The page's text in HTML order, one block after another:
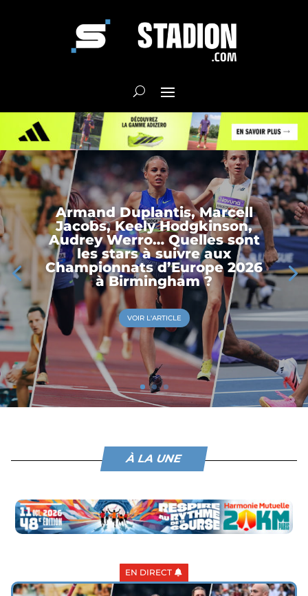
Armand Duplantis, Marcell
Jacobs, Keely Hodgkinson,
Audrey Werro… Quelles sont
les stars à suivre aux
Championnats d’Europe 2026
à Birmingham ?
VOIR L'ARTICLE
À LA UNE
EN DIRECT